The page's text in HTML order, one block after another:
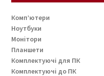
Комп’ютери
Ноутбуки
Монітори
Планшети
Комплектуючі для ПК
Комплектуючі до ПК